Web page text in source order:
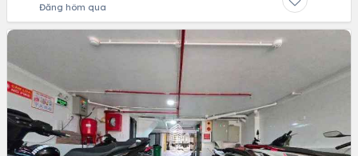
Đăng hôm qua